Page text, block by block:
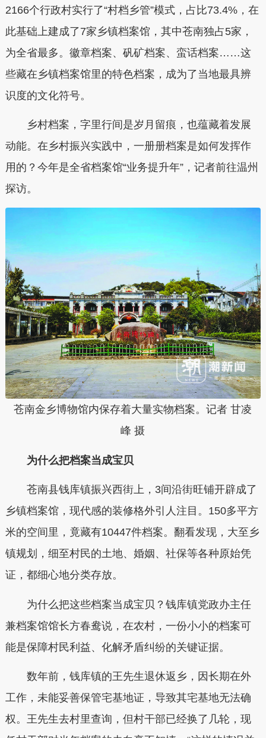
2166个行政村实行了“村档乡管”模式，占比73.4%，在
此基础上建成了7家乡镇档案馆，其中苍南独占5家，
为全省最多。徽章档案、矾矿档案、蛮话档案……这
些藏在乡镇档案馆里的特色档案，成为了当地最具辨
识度的文化符号。
乡村档案，字里行间是岁月留痕，也蕴藏着发展
动能。在乡村振兴实践中，一册册档案是如何发挥作
用的？今年是全省档案馆“业务提升年”，记者前往温州
探访。
苍南金乡博物馆内保存着大量实物档案。记者 甘凌
峰 摄
为什么把档案当成宝贝
苍南县钱库镇振兴西街上，3间沿街旺铺开辟成了
乡镇档案馆，现代感的装修格外引人注目。150多平方
米的空间里，竟藏有10447件档案。翻看发现，大至乡
镇规划，细至村民的土地、婚姻、社保等各种原始凭
证，都细心地分类存放。
为什么把这些档案当成宝贝？钱库镇党政办主任
兼档案馆馆长方春鸯说，在农村，一份小小的档案可
能是保障村民利益、化解矛盾纠纷的关键证据。
数年前，钱库镇的王先生退休返乡，因长期在外
工作，未能妥善保管宅基地证，导致其宅基地无法确
权。王先生去村里查询，但村干部已经换了几轮，现